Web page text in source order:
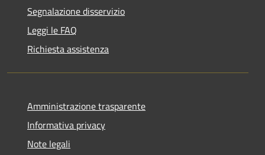
Segnalazione disservizio
Leggi le FAQ
Richiesta assistenza
Amministrazione trasparente
Informativa privacy
Note legali